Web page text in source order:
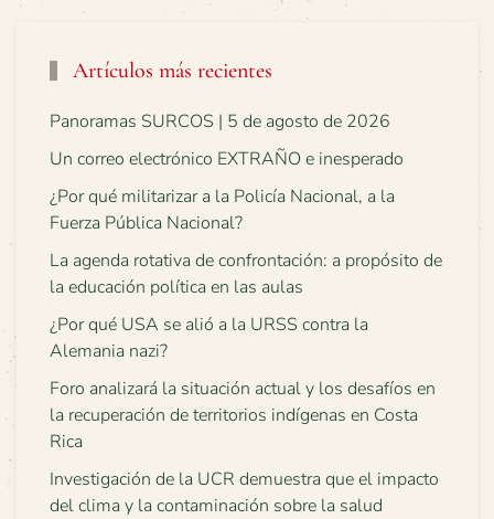
Artículos más recientes
Panoramas SURCOS | 5 de agosto de 2026
Un correo electrónico EXTRAÑO e inesperado
¿Por qué militarizar a la Policía Nacional, a la
Fuerza Pública Nacional?
La agenda rotativa de confrontación: a propósito de
la educación política en las aulas
¿Por qué USA se alió a la URSS contra la
Alemania nazi?
Foro analizará la situación actual y los desafíos en
la recuperación de territorios indígenas en Costa
Rica
Investigación de la UCR demuestra que el impacto
del clima y la contaminación sobre la salud